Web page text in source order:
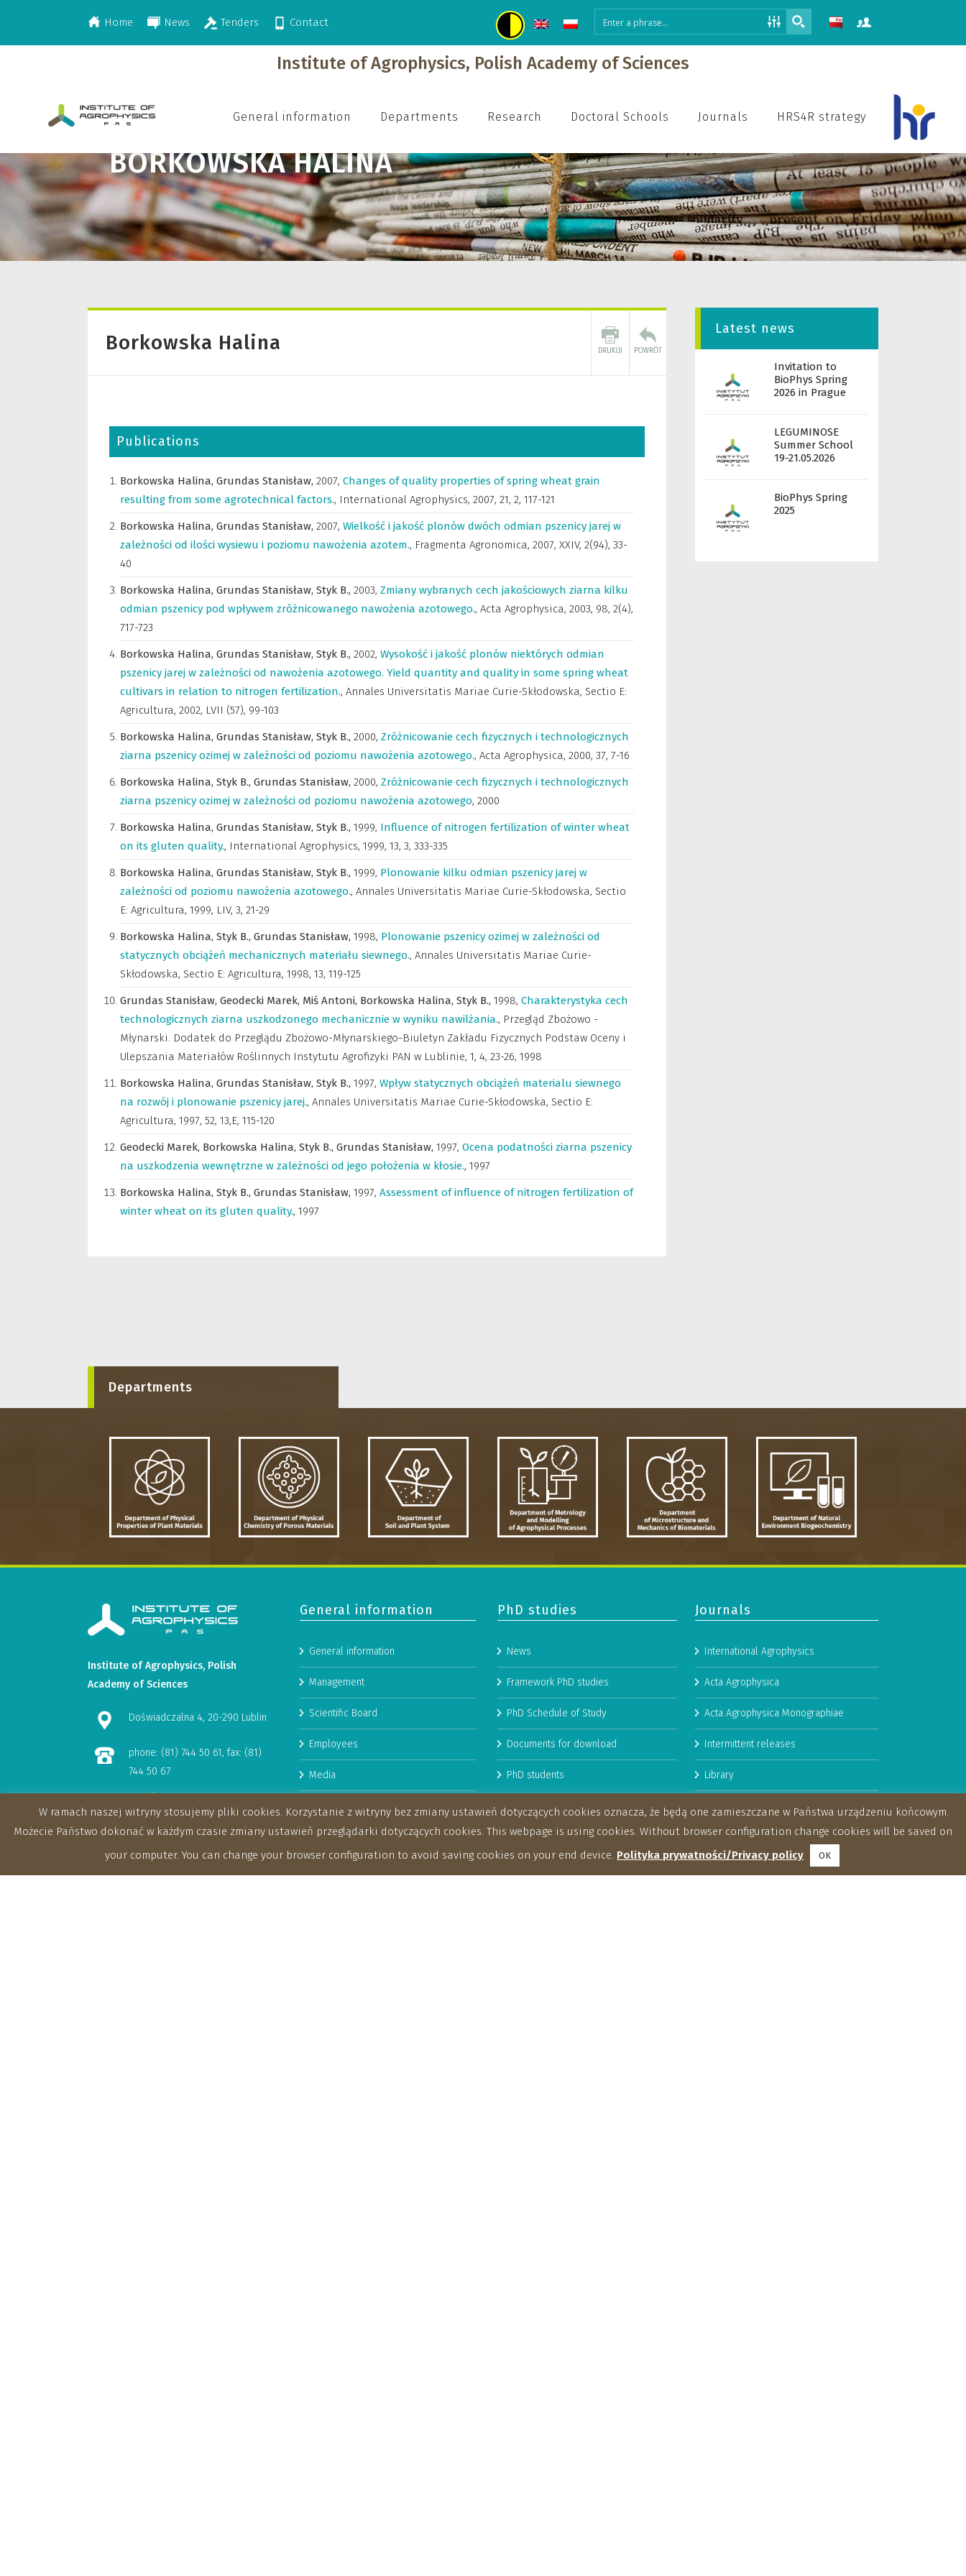
Home News Tenders Contact
Institute of Agrophysics, Polish Academy of Sciences
General information Departments Research Doctoral Schools Journals HRS4R strategy
BORKOWSKA HALINA
>Borkowska Halina
Borkowska Halina
Publications
Borkowska Halina, Grundas Stanisław, 2007, Changes of quality properties of spring wheat grain
resulting from some agrotechnical factors., International Agrophysics, 2007, 21, 2, 117-121
Borkowska Halina, Grundas Stanisław, 2007, Wielkość i jakość plonów dwóch odmian pszenicy jarej w
zależności od ilości wysiewu i poziomu nawożenia azotem., Fragmenta Agronomica, 2007, XXIV, 2(94), 33-
40
Borkowska Halina, Grundas Stanisław, Styk B., 2003, Zmiany wybranych cech jakościowych ziarna kilku
odmian pszenicy pod wpływem zróżnicowanego nawożenia azotowego., Acta Agrophysica, 2003, 98, 2(4),
717-723
Borkowska Halina, Grundas Stanisław, Styk B., 2002, Wysokość i jakość plonów niektórych odmian
pszenicy jarej w zależności od nawożenia azotowego. Yield quantity and quality in some spring wheat
cultivars in relation to nitrogen fertilization., Annales Universitatis Mariae Curie-Skłodowska, Sectio E:
Agricultura, 2002, LVII (57), 99-103
Borkowska Halina, Grundas Stanisław, Styk B., 2000, Zróżnicowanie cech fizycznych i technologicznych
ziarna pszenicy ozimej w zależności od poziomu nawożenia azotowego., Acta Agrophysica, 2000, 37, 7-16
Borkowska Halina, Styk B., Grundas Stanisław, 2000, Zróżnicowanie cech fizycznych i technologicznych
ziarna pszenicy ozimej w zależności od poziomu nawożenia azotowego, 2000
Borkowska Halina, Grundas Stanisław, Styk B., 1999, Influence of nitrogen fertilization of winter wheat
on its gluten quality., International Agrophysics, 1999, 13, 3, 333-335
Borkowska Halina, Grundas Stanisław, Styk B., 1999, Plonowanie kilku odmian pszenicy jarej w
zależności od poziomu nawożenia azotowego., Annales Universitatis Mariae Curie-Skłodowska, Sectio
E: Agricultura, 1999, LIV, 3, 21-29
Borkowska Halina, Styk B., Grundas Stanisław, 1998, Plonowanie pszenicy ozimej w zależności od
statycznych obciążeń mechanicznych materiału siewnego., Annales Universitatis Mariae Curie-
Skłodowska, Sectio E: Agricultura, 1998, 13, 119-125
Grundas Stanisław, Geodecki Marek, Miś Antoni, Borkowska Halina, Styk B., 1998, Charakterystyka cech
technologicznych ziarna uszkodzonego mechanicznie w wyniku nawilżania., Przegląd Zbożowo -
Młynarski. Dodatek do Przeglądu Zbożowo-Młynarskiego-Biuletyn Zakładu Fizycznych Podstaw Oceny i
Ulepszania Materiałów Roślinnych Instytutu Agrofizyki PAN w Lublinie, 1, 4, 23-26, 1998
Borkowska Halina, Grundas Stanisław, Styk B., 1997, Wpływ statycznych obciążeń materialu siewnego
na rozwój i plonowanie pszenicy jarej., Annales Universitatis Mariae Curie-Skłodowska, Sectio E:
Agricultura, 1997, 52, 13,E, 115-120
Geodecki Marek, Borkowska Halina, Styk B., Grundas Stanisław, 1997, Ocena podatności ziarna pszenicy
na uszkodzenia wewnętrzne w zależności od jego położenia w kłosie., 1997
Borkowska Halina, Styk B., Grundas Stanisław, 1997, Assessment of influence of nitrogen fertilization of
winter wheat on its gluten quality., 1997
Latest news
Invitation to
BioPhys Spring
2026 in Prague
LEGUMINOSE
Summer School
19-21.05.2026
BioPhys Spring
2025
Departments
Institute of Agrophysics, Polish
Academy of Sciences
Doświadczalna 4, 20-290 Lublin
phone: (81) 744 50 61, fax: (81)
744 50 67
e-mail:
sekretariat@ipan.lublin.pl
General information
General information
Management
Scientific Board
Employees
Media
Human Resources Strategy for
Researchers
PhD studies
News
Framework PhD studies
PhD Schedule of Study
Documents for download
PhD students
Journals
International Agrophysics
Acta Agrophysica
Acta Agrophysica Monographiae
Intermittent releases
Library
Booklets
W ramach naszej witryny stosujemy pliki cookies. Korzystanie z witryny bez zmiany ustawień dotyczących cookies oznacza, że będą one zamieszczane w Państwa urządzeniu końcowym.
Możecie Państwo dokonać w każdym czasie zmiany ustawień przeglądarki dotyczących cookies. This webpage is using cookies. Without browser configuration change cookies will be saved on
your computer. You can change your browser configuration to avoid saving cookies on your end device. Polityka prywatności/Privacy policy OK